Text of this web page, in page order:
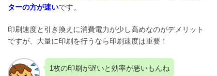
ターの方が速いです。
印刷速度と引き換えに消費電力が少し高めなのがデメリット
ですが、大量に印刷を行うなら印刷速度は重要！
1枚の印刷が遅いと効率が悪いもんね